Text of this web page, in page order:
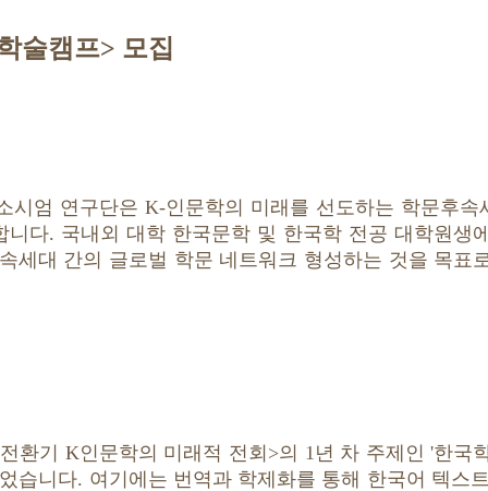
술캠프> 모집
엄 연구단은 K-인문학의 미래를 선도하는 학문후속
다. 국내외 대학 한국문학 및 한국학 전공 대학원생
세대 간의 글로벌 학문 네트워크 형성하는 것을 목표
환기 K인문학의 미래적 전회>의 1년 차 주제인 '한국
습니다. 여기에는 번역과 학제화를 통해 한국어 텍스